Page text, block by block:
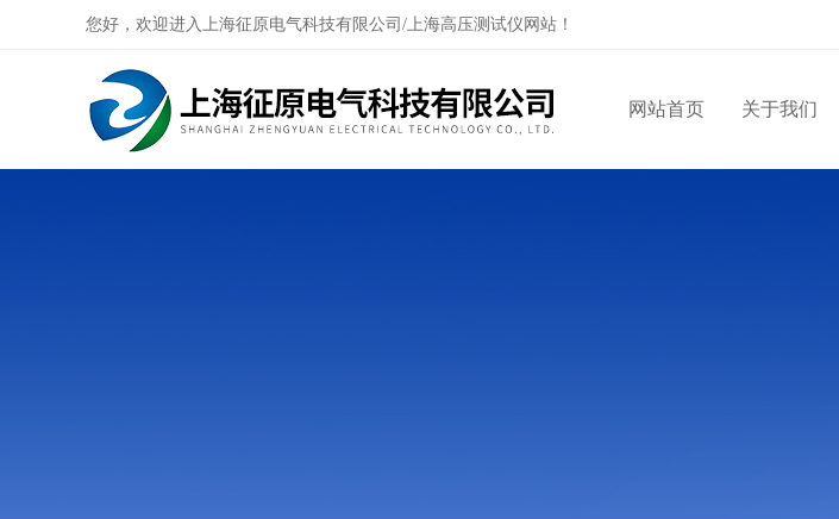
您好，欢迎进入上海征原电气科技有限公司/上海高压测试仪网站！
网站首页 关于我们